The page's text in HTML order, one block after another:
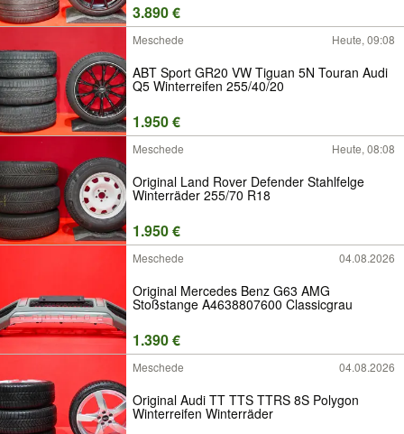
3.890 €
Meschede Heute, 09:08
ABT Sport GR20 VW Tiguan 5N Touran Audi
Q5 Winterreifen 255/40/20
1.950 €
Meschede Heute, 08:08
Original Land Rover Defender Stahlfelge
Winterräder 255/70 R18
1.950 €
Meschede 04.08.2026
Original Mercedes Benz G63 AMG
Stoßstange A4638807600 Classicgrau
1.390 €
Meschede 04.08.2026
Original Audi TT TTS TTRS 8S Polygon
Winterreifen Winterräder